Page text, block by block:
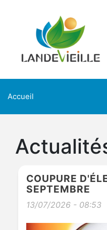
Accueil
COUPURE
SEPTEMBRE
13/07/2026 - 08:53